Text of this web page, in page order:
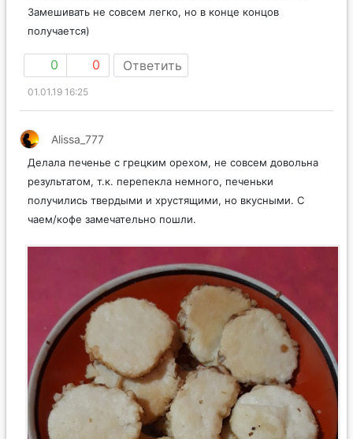
Замешивать не совсем легко, но в конце концов
получается)
0 0 Ответить
01.01.19 16:25
Alissa_777
Делала печенье с грецким орехом, не совсем довольна
результатом, т.к. перепекла немного, печеньки
получились твердыми и хрустящими, но вкусными. С
чаем/кофе замечательно пошли.